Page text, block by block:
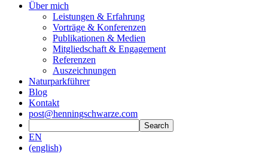
Über mich
Leistungen & Erfahrung
Vorträge & Konferenzen
Publikationen & Medien
Mitgliedschaft & Engagement
Referenzen
Auszeichnungen
Naturparkführer
Blog
Kontakt
post@henningschwarze.com
EN
(english)